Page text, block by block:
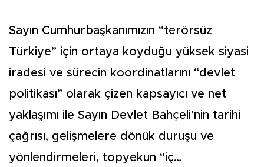
Sayın Cumhurbaşkanımızın “terörsüz
Türkiye” için ortaya koyduğu yüksek siyasi
iradesi ve sürecin koordinatlarını “devlet
politikası” olarak çizen kapsayıcı ve net
yaklaşımı ile Sayın Devlet Bahçeli’nin tarihi
çağrısı, gelişmelere dönük duruşu ve
yönlendirmeleri, topyekun “iç…